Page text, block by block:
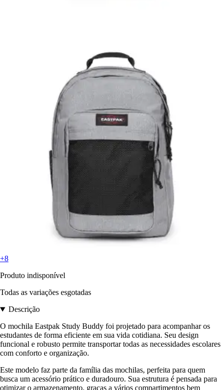
+8
Produto indisponível
Todas as variações esgotadas
Descrição
O mochila Eastpak Study Buddy foi projetado para acompanhar os
estudantes de forma eficiente em sua vida cotidiana. Seu design
funcional e robusto permite transportar todas as necessidades escolares
com conforto e organização.
Este modelo faz parte da família das mochilas, perfeita para quem
busca um acessório prático e duradouro. Sua estrutura é pensada para
otimizar o armazenamento, graças a vários compartimentos bem